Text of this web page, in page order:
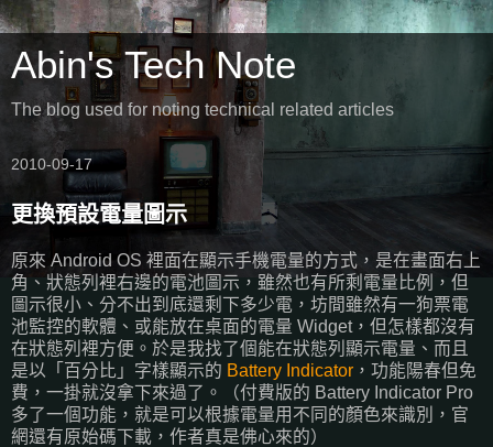
Abin's Tech Note
The blog used for noting technical related articles
2010-09-17
更換預設電量圖示
原來 Android OS 裡面在顯示手機電量的方式，是在畫面右上
角、狀態列裡右邊的電池圖示，雖然也有所剩電量比例，但
圖示很小、分不出到底還剩下多少電，坊間雖然有一狗票電
池監控的軟體、或能放在桌面的電量 Widget，但怎樣都沒有
在狀態列裡方便。於是我找了個能在狀態列顯示電量、而且
是以「百分比」字樣顯示的 Battery Indicator ，功能陽春但免
費，一掛就沒拿下來過了。（付費版的 Battery Indicator Pro
多了一個功能，就是可以根據電量用不同的顏色來識別，官
網還有原始碼下載，作者真是佛心來的）